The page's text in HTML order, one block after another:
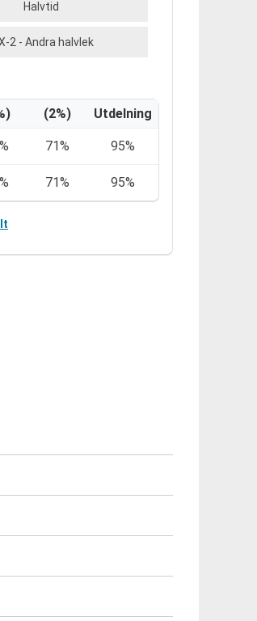
Halvtid
2 - Andra halvlek
(2%) Utdelning
71% 95%
71% 95%